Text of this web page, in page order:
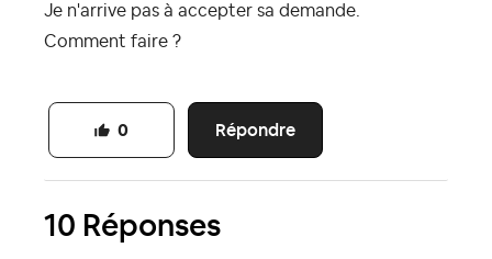
Je n'arrive pas à accepter sa demande.
Comment faire ?
Répondre
0
10 Réponses